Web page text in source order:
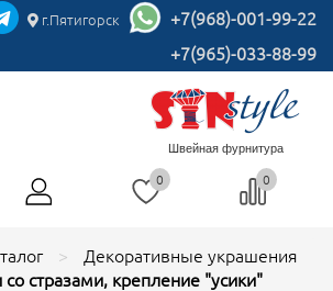
г.Пятигорск
+7(968)-001-99-22
+7(965)-033-88-99
Швейная фурнитура
0 0
Декоративные украшения
стразами, крепление "усики"